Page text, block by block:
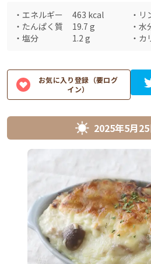
・ エネルギー 463 kcal ・ リ
・ たんぱく質 19.7 g ・ 水
・ 塩分 1.2 g ・ カ
お気に入り登録（要ログ
イン）
2025年5月25